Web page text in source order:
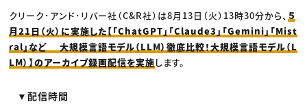
CREATIVE VILLAGEからのお知らせ
プロフェッショナル×つながる×メディア
クリーク･アンド･リバー社（C&R社）は8月13日（火）13時30分から、 ５
月21日（火）に実施した【「ChatGPT」「Claude3」「Gemini」「Mist
ral」など 大規模言語モデル（LLM）徹底比較！大規模言語モデル（L
LM）】のアーカイブ録画配信を実施します。
▼配信時間